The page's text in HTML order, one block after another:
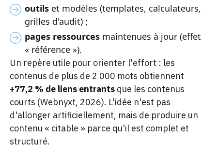
outils et modèles (templates, calculateurs,
grilles d'audit) ;
pages ressources maintenues à jour (effet
« référence »).
Un repère utile pour orienter l'effort : les
contenus de plus de 2 000 mots obtiennent
+77,2 % de liens entrantsque les contenus
courts (Webnyxt, 2026). L'idée n'est pas
d'allonger artificiellement, mais de produire un
contenu « citable » parce qu'il est complet et
structuré.